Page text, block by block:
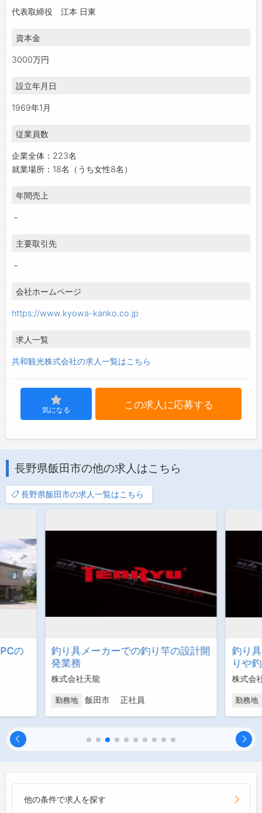
代表取締役 江本 日東
資本金
3000万円
設立年月日
1969年1月
従業員数
企業全体：223名
就業場所：18名（うち女性8名）
年間売上
－
主要取引先
－
会社ホームページ
https://www.kyowa-kanko.co.jp
求人一覧
共和観光株式会社の求人一覧はこちら
気になる この求人に応募する
長野県飯田市の他の求人はこちら
長野県飯田市の求人一覧はこちら
の
釣り具メーカーでの釣り竿の設計開
発業務
株式会社天龍
勤務地 飯田市 正社員
釣り
りや
株式会
勤務地
他の条件で求人を探す